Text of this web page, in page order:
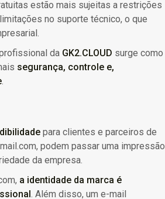
estão mais sujeitas a restrições
no suporte técnico, o que
da GK2.CLOUD surge como
segurança, controle e,
.
para clientes e parceiros de
podem passar uma impressão
da empresa.
a identidade da marca é
. Além disso, um e-mail